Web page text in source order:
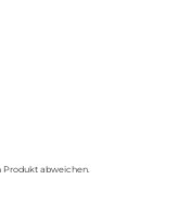
Produkt abweichen.